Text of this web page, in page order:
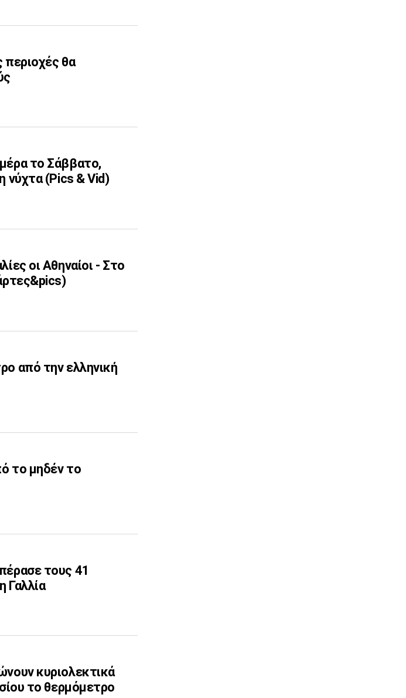
θα
το Σάββατο,
νύχτα (Pics & Vid)
οι Αθηναίοι - Στο
από την ελληνική
το μηδέν το
τους 41
Γαλλία
κυριολεκτικά
το θερμόμετρο